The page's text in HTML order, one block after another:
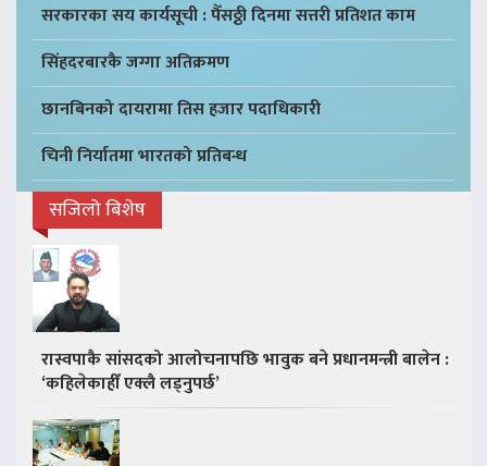
सरकारका सय कार्यसूची : पैँसठ्ठी दिनमा सत्तरी प्रतिशत काम
सिंहदरबारकै जग्गा अतिक्रमण
छानबिनको दायरामा तिस हजार पदाधिकारी
चिनी निर्यातमा भारतको प्रतिबन्ध
सजिलो बिशेष
रास्वपाकै सांसदको आलोचनापछि भावुक बने प्रधानमन्त्री बालेन :
‘कहिलेकाहीँ एक्लै लड्नुपर्छ’